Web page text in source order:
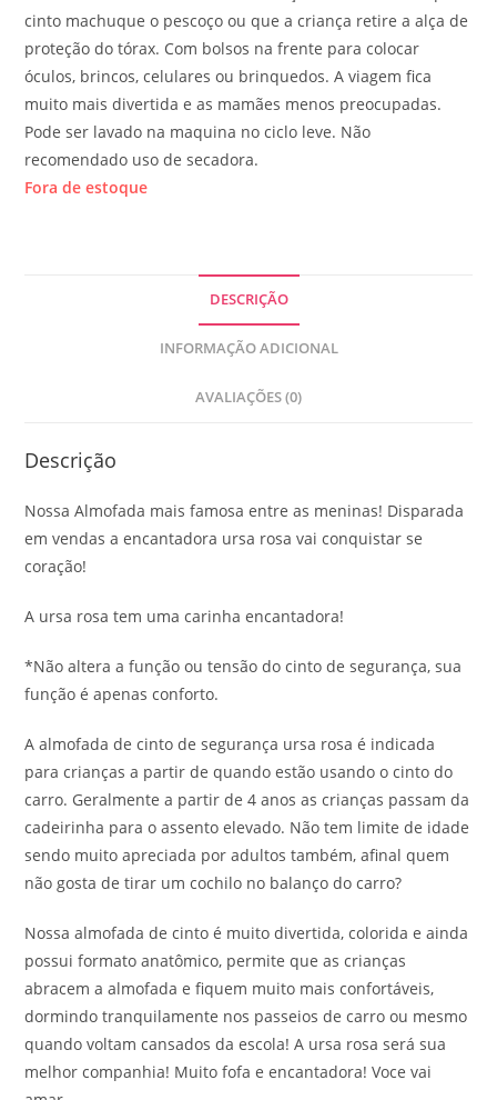
cinto machuque o pescoço ou que a criança retire a alça de
proteção do tórax. Com bolsos na frente para colocar
óculos, brincos, celulares ou brinquedos. A viagem fica
muito mais divertida e as mamães menos preocupadas.
Pode ser lavado na maquina no ciclo leve. Não
recomendado uso de secadora.
Fora de estoque
DESCRIÇÃO
INFORMAÇÃO ADICIONAL
AVALIAÇÕES (0)
Descrição
Nossa Almofada mais famosa entre as meninas! Disparada
em vendas a encantadora ursa rosa vai conquistar se
coração!
A ursa rosa tem uma carinha encantadora!
*Não altera a função ou tensão do cinto de segurança, sua
função é apenas conforto.
A almofada de cinto de segurança ursa rosa é indicada
para crianças a partir de quando estão usando o cinto do
carro. Geralmente a partir de 4 anos as crianças passam da
cadeirinha para o assento elevado. Não tem limite de idade
sendo muito apreciada por adultos também, afinal quem
não gosta de tirar um cochilo no balanço do carro?
Nossa almofada de cinto é muito divertida, colorida e ainda
possui formato anatômico, permite que as crianças
abracem a almofada e fiquem muito mais confortáveis,
dormindo tranquilamente nos passeios de carro ou mesmo
quando voltam cansados da escola! A ursa rosa será sua
melhor companhia! Muito fofa e encantadora! Voce vai